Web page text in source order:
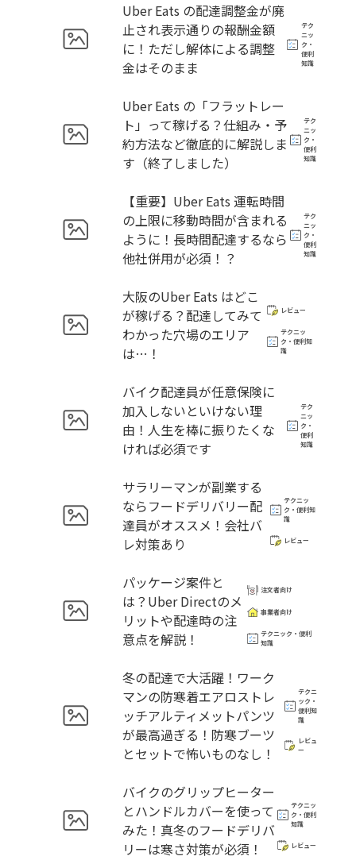
Uber Eats の配達調整金が廃
止され表示通りの報酬金額
に！ただし解体による調整
金はそのまま
テク
ニッ
ク・
便利
知識
Uber Eats の「フラットレー
ト」って稼げる？仕組み・予
約方法など徹底的に解説しま
す（終了しました）
テク
ニッ
ク・
便利
知識
【重要】Uber Eats 運転時間
の上限に移動時間が含まれる
ように！長時間配達するなら
他社併用が必須！？
テク
ニッ
ク・
便利
知識
大阪のUber Eats はどこ
が稼げる？配達してみて
わかった穴場のエリア
は…！
レビュー
テクニッ
ク・便利知
識
バイク配達員が任意保険に
加入しないといけない理
由！人生を棒に振りたくな
ければ必須です
テク
ニッ
ク・
便利
知識
サラリーマンが副業する
ならフードデリバリー配
達員がオススメ！会社バ
レ対策あり
テクニッ
ク・便利知
識
レビュー
パッケージ案件と
は？Uber Directのメ
リットや配達時の注
意点を解説！
注文者向け
事業者向け
テクニック・便利
知識
冬の配達で大活躍！ワーク
マンの防寒着エアロストレ
ッチアルティメットパンツ
が最高過ぎる！防寒ブーツ
とセットで怖いものなし！
テクニ
ック・
便利知
識
レビュ
ー
バイクのグリップヒーター
とハンドルカバーを使って
みた！真冬のフードデリバ
リーは寒さ対策が必須！
テクニッ
ク・便利
知識
レビュー